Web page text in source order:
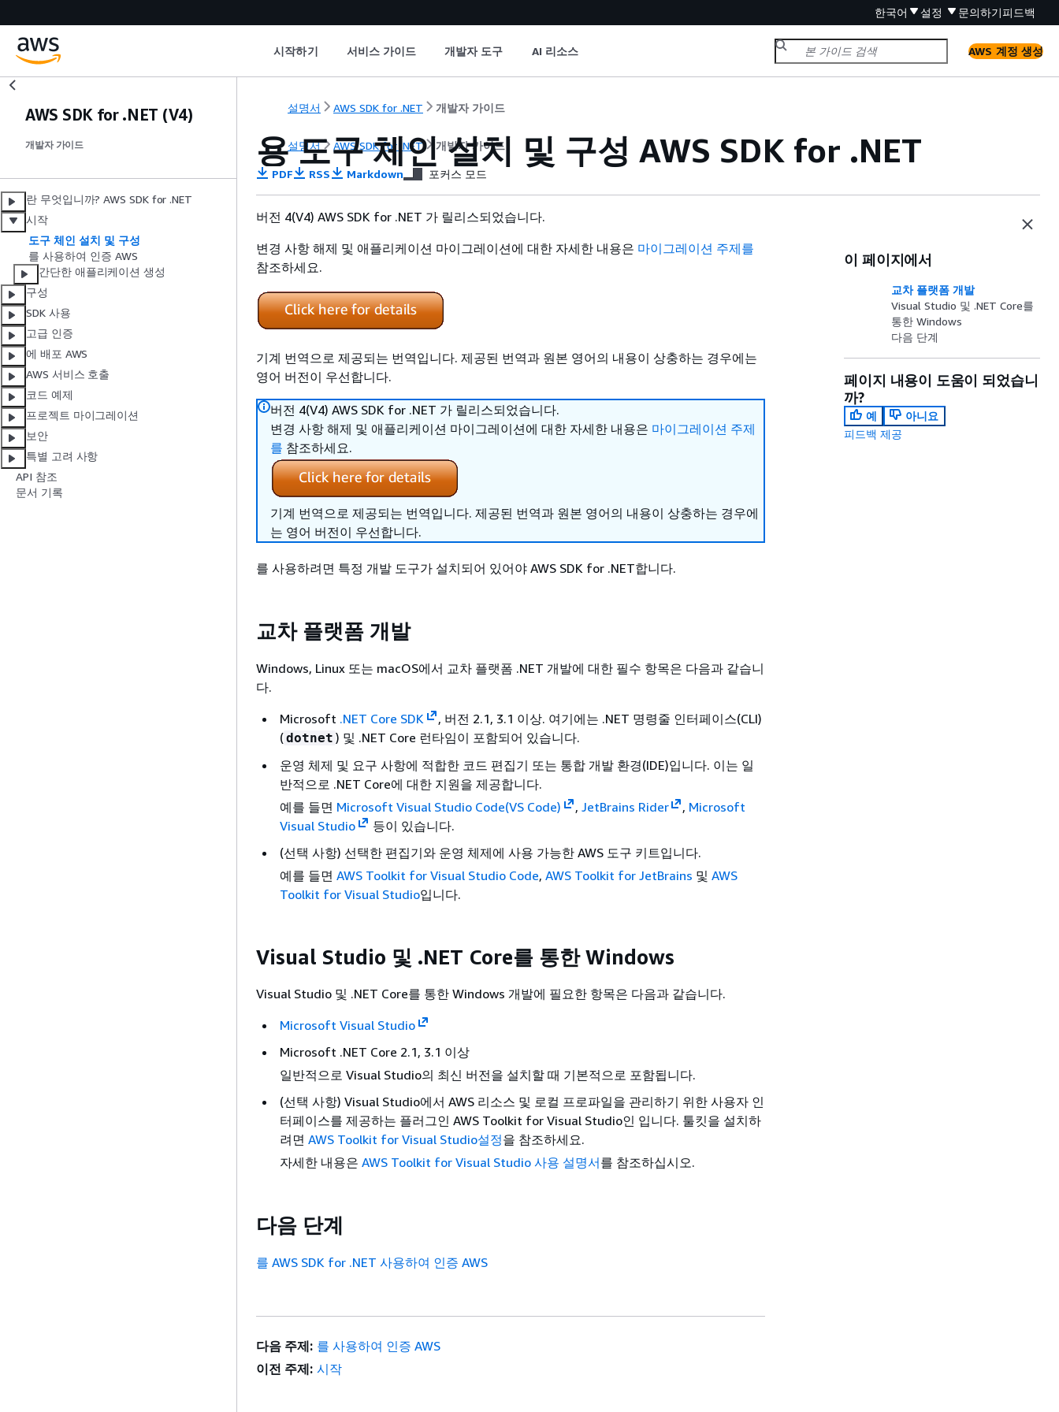
한국어 설정 문의하기피드백
시작하기 서비스 가이드 개발자 도구 AI 리소스 AWS 계정 생성
AWS SDK for .NET (V4)
개발자 가이드
란 무엇입니까? AWS SDK for .NET
시작
도구 체인 설치 및 구성
를 사용하여 인증 AWS
간단한 애플리케이션 생성
구성
SDK 사용
고급 인증
에 배포 AWS
AWS 서비스 호출
코드 예제
프로젝트 마이그레이션
보안
특별 고려 사항
API 참조
문서 기록
설명서 AWS SDK for .NET 개발자 가이드
설명서 AWS SDK for .NET 개발자 가이드
용 도구 체인 설치 및 구성 AWS SDK for .NET
PDF RSS Markdown 포커스 모드
버전 4(V4) AWS SDK for .NET 가 릴리스되었습니다.
변경 사항 해제 및 애플리케이션 마이그레이션에 대한 자세한 내용은 마이그레이션 주제를
참조하세요.
기계 번역으로 제공되는 번역입니다. 제공된 번역과 원본 영어의 내용이 상충하는 경우에는
영어 버전이 우선합니다.
버전 4(V4) AWS SDK for .NET 가 릴리스되었습니다.
변경 사항 해제 및 애플리케이션 마이그레이션에 대한 자세한 내용은 마이그레이션 주제
를 참조하세요.
기계 번역으로 제공되는 번역입니다. 제공된 번역과 원본 영어의 내용이 상충하는 경우에
는 영어 버전이 우선합니다.
를 사용하려면 특정 개발 도구가 설치되어 있어야 AWS SDK for .NET합니다.
교차 플랫폼 개발
Windows, Linux 또는 macOS에서 교차 플랫폼 .NET 개발에 대한 필수 항목은 다음과 같습니
다.
Microsoft .NET Core SDK
, 버전 2.1, 3.1 이상. 여기에는 .NET 명령줄 인터페이스(CLI)
(dotnet ) 및 .NET Core 런타임이 포함되어 있습니다.
운영 체제 및 요구 사항에 적합한 코드 편집기 또는 통합 개발 환경(IDE)입니다. 이는 일
반적으로 .NET Core에 대한 지원을 제공합니다.
예를 들면 Microsoft Visual Studio Code(VS Code) , JetBrains Rider , Microsoft
Visual Studio
등이 있습니다.
(선택 사항) 선택한 편집기와 운영 체제에 사용 가능한 AWS 도구 키트입니다.
예를 들면 AWS Toolkit for Visual Studio Code, AWS Toolkit for JetBrains 및 AWS
Toolkit for Visual Studio입니다.
Visual Studio 및 .NET Core를 통한 Windows
Visual Studio 및 .NET Core를 통한 Windows 개발에 필요한 항목은 다음과 같습니다.
Microsoft Visual Studio
Microsoft .NET Core 2.1, 3.1 이상
일반적으로 Visual Studio의 최신 버전을 설치할 때 기본적으로 포함됩니다.
(선택 사항) Visual Studio에서 AWS 리소스 및 로컬 프로파일을 관리하기 위한 사용자 인
터페이스를 제공하는 플러그인 AWS Toolkit for Visual Studio인 입니다. 툴킷을 설치하
려면 AWS Toolkit for Visual Studio설정을 참조하세요.
자세한 내용은 AWS Toolkit for Visual Studio 사용 설명서를 참조하십시오.
다음 단계
를 AWS SDK for .NET 사용하여 인증 AWS
이 페이지에서
교차 플랫폼 개발
Visual Studio 및 .NET Core를
통한 Windows
다음 단계
페이지 내용이 도움이 되었습니
까?
예
아니요
피드백 제공
다음 주제: 를 사용하여 인증 AWS
이전 주제: 시작